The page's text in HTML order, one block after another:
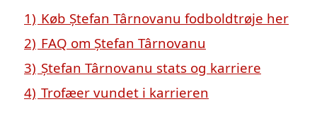
1) Køb Ștefan Târnovanu fodboldtrøje her
2) FAQ om Ștefan Târnovanu
3) Ștefan Târnovanu stats og karriere
4) Trofæer vundet i karrieren